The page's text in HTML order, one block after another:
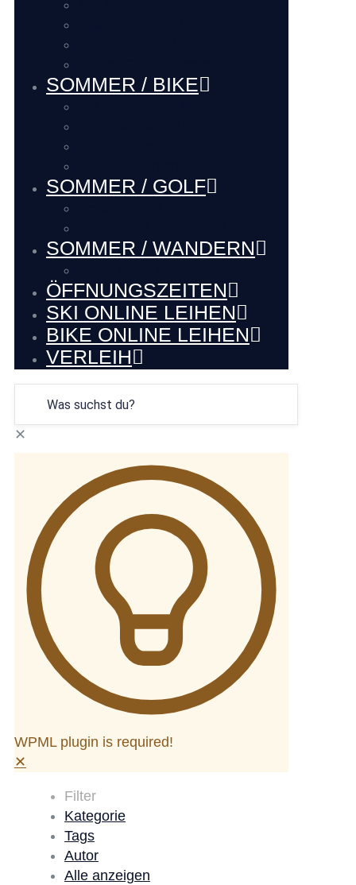
SOMMER / BIKE
SOMMER / GOLF
SOMMER / WANDERN
ÖFFNUNGSZEITEN
SKI ONLINE LEIHEN
BIKE ONLINE LEIHEN
VERLEIH
✕
WPML plugin is required!
✕
Filter
Kategorie
Tags
Autor
Alle anzeigen